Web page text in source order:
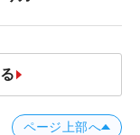
ページ上部へ